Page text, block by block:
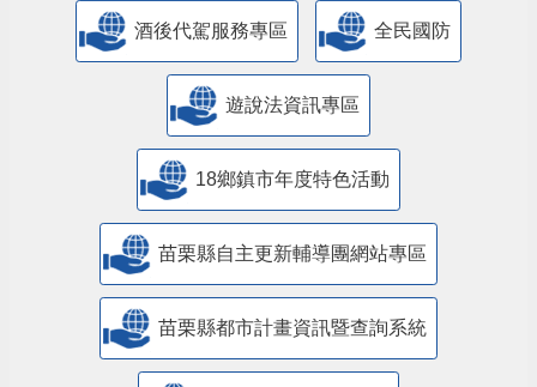
酒後代駕服務專區 全民國防
遊說法資訊專區
18鄉鎮市年度特色活動
苗栗縣自主更新輔導團網站專區
苗栗縣都市計畫資訊暨查詢系統